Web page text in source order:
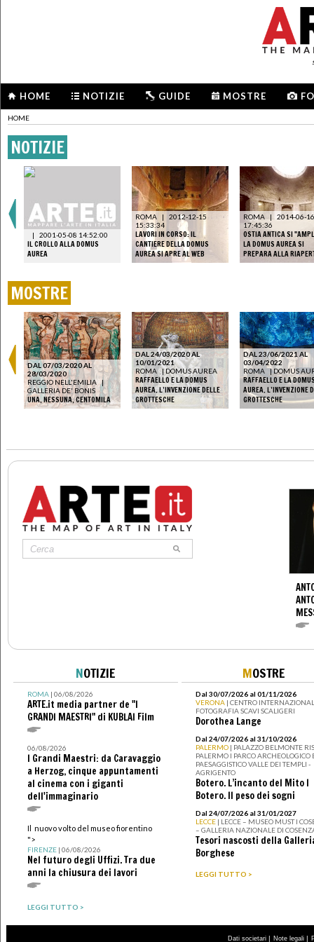
HOME NOTIZIE GUIDE MOSTRE
HOME
NOTIZIE
| 2001-05-08 14:52:00
IL CROLLO ALLA DOMUS
AUREA
ROMA |
2012-12-15
15:33:34
LAVORI IN CORSO: IL
CANTIERE DELLA DOMUS
AUREA SI APRE AL WEB
ROMA |
2014-06-16
17:45:36
OSTIA ANTICA SI
LA DOMUS AUREA SI
PREPARA ALLA
MOSTRE
DAL 07/03/2020 AL
28/03/2020
REGGIO NELL'EMILIA |
GALLERIA DE' BONIS
UNA, NESSUNA, CENTOMILA
DAL 24/03/2020 AL
10/01/2021
ROMA |DOMUS AUREA
RAFFAELLO E LA DOMUS
AUREA. L’INVENZIONE DELLE
GROTTESCHE
DAL 23/06/2021 AL
03/04/2022
ROMA
|DOMUS
RAFFAELLO E LA
AUREA. L’INVENZIONE
GROTTESCHE
NOTIZIE
ROMA| 06/08/2026
ARTE.it media partner de "I
GRANDI MAESTRI" di KUBLAI Film
06/08/2026
I Grandi Maestri: da Caravaggio
a Herzog, cinque appuntamenti
al cinema con i giganti
dell'immaginario
Il nuovo volto del museo fiorentino
">
FIRENZE| 06/08/2026
Nel futuro degli Uffizi. Tra due
anni la chiusura dei lavori
LEGGI TUTTO >
MOSTRE
Dal 30/07/2026 al 01/11/2026
VERONA | CENTRO
FOTOGRAFIA SCAVI SCALIGERI
Dorothea Lange
Dal 24/07/2026 al 31/10/2026
PALERMO | PALAZZO BELMONTE
PALERMO I PARCO ARCHEOLOGICO
PAESAGGISTICO VALLE DEI TEMPLI -
AGRIGENTO
Botero. L’incanto del Mito I
Botero. Il peso dei sogni
Dal 24/07/2026 al 31/01/2027
LECCE | LECCE – MUSEO MUST I
– GALLERIA NAZIONALE DI
Tesori nascosti della
Borghese
LEGGI TUTTO >
Dati societari | Note legali |